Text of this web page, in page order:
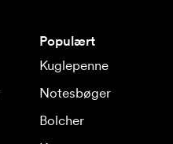
Populært
Kuglepenne
Notesbøger
Bolcher